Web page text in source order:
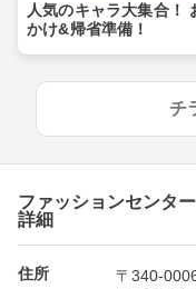
人気のキャラ大集合！
かけ&帰省準備！
チ
ファッションセンタ
詳細
住所
〒340-